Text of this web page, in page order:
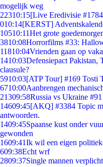
mogelijk weg
22310:15[Live Eredivisie
010:14[KERST]
10510:11Het grote
3810:08Horrorfilms #33:
11810:04Vrienden gaan op
1410:03Defensiepact Pakistan,
clausule?
5910:03[ATP Tour] #169 Tosti
6710:00Aanbrengen
21309:58Russia vs Ukraine #91
14609:45[AKQ] #3384 Topic
antwoorden.
1409:45Spaanse kust onder
gewonden
1609:41Ik wil een eigen
609:38Echt wrf
2809:37Single mannen